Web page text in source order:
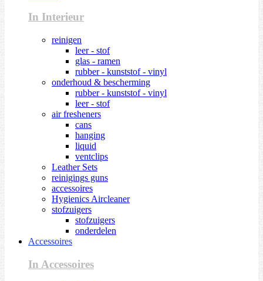
In Interieur
reinigen
leer - stof
glas - ramen
rubber - kunststof - vinyl
onderhoud & bescherming
rubber - kunststof - vinyl
leer - stof
air fresheners
cans
hanging
liquid
ventclips
Leather Sets
reinigings guns
accessoires
Hygienics Aircleaner
stofzuigers
stofzuigers
onderdelen
Accessoires
In Accessoires